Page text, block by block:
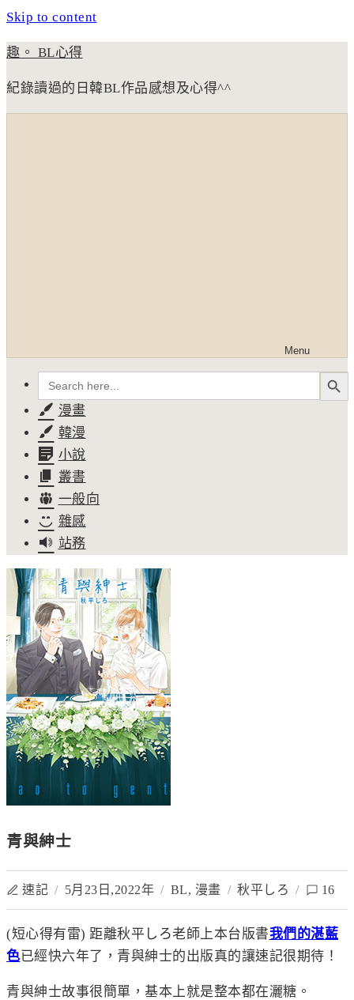
Skip to content
趣。 BL心得
紀錄讀過的日韓BL作品感想及心得^^
Menu
Search
for:
Search Button
漫畫
韓漫
小說
叢書
一般向
雜感
站務
青與紳士
速記 / 5月23日,2022年 / BL, 漫畫 / 秋平しろ / 16
(短心得有雷) 距離秋平しろ老師上本台版書我們的湛藍
色已經快六年了，青與紳士的出版真的讓速記很期待！
青與紳士故事很簡單，基本上就是整本都在灑糖。